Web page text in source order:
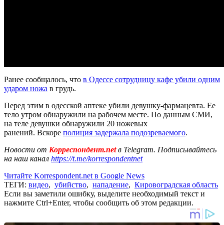
Ранее сообщалось, что в Одессе сотрудницу кафе убили одним
ударом ножа в грудь.
Перед этим в одесской аптеке убили девушку-фармацевта. Ее
тело утром обнаружили на рабочем месте. По данным СМИ,
на теле девушки обнаружили 20 ножевых
ранений. Вскоре полиция задержала подозреваемого.
Новости от Корреспондент.netв Telegram. Подписывайтесь
на наш канал https://t.me/korrespondentnet
Читайте Korrespondent.net в Google News
ТЕГИ: видео, убийство, нападение, Кировоградская область
Если вы заметили ошибку, выделите необходимый текст и
нажмите Ctrl+Enter, чтобы сообщить об этом редакции.